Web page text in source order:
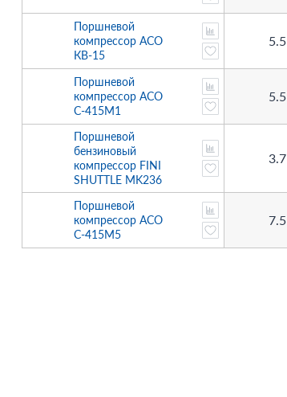
Поршневой
компрессор АСО
КВ-15
5.5
Поршневой
компрессор АСО
С-415М1
5.5
Поршневой
бензиновый
компрессор FINI
SHUTTLE MK236
3.7
Поршневой
компрессор АСО
С-415М5
7.5